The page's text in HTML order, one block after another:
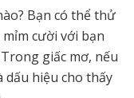
Bạn có thể thử
cười với bạn
giấc mơ, nếu
dấu hiệu cho thấy